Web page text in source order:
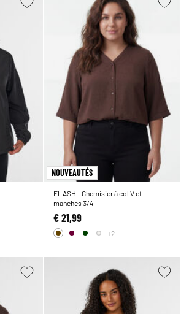
NOUVEAUTÉS
FLASH - Chemisier à col V et
manches 3/4
€ 21,99
+2